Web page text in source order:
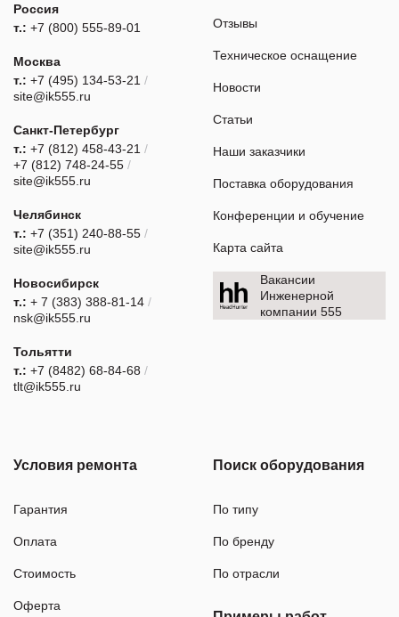
Россия
т.: +7 (800) 555-89-01
Москва
т.: +7 (495) 134-53-21 /
site@ik555.ru
Санкт-Петербург
т.: +7 (812) 458-43-21 /
+7 (812) 748-24-55 /
site@ik555.ru
Челябинск
т.: +7 (351) 240-88-55 /
site@ik555.ru
Новосибирск
т.: + 7 (383) 388-81-14 /
nsk@ik555.ru
Тольятти
т.: +7 (8482) 68-84-68 /
tlt@ik555.ru
Отзывы
Техническое оснащение
Новости
Статьи
Наши заказчики
Поставка оборудования
Конференции и обучение
Карта сайта
Вакансии
Инженерной
компании 555
Условия ремонта
Гарантия
Оплата
Стоимость
Оферта
Поиск оборудования
По типу
По бренду
По отрасли